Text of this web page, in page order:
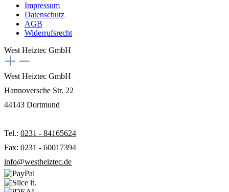
Impressum
Datenschutz
AGB
Widerrufsrecht
West Heiztec GmbH
West Heiztec GmbH
Hannoversche Str. 22
44143 Dortmund
Tel.: 0231 - 84165624
Fax: 0231 - 60017394
info@westheiztec.de